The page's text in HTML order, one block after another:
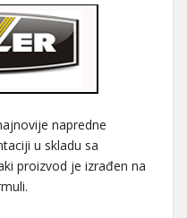
napredne
u skladu sa
proizvod je izrađen na